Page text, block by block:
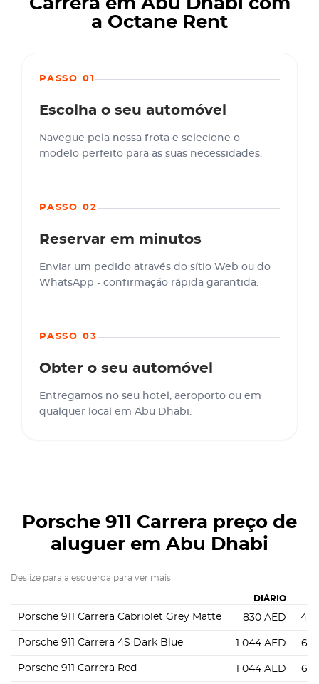
a Octane Rent
PASSO 01
Escolha o seu automóvel
Navegue pela nossa frota e selecione o
modelo perfeito para as suas necessidades.
PASSO 02
Reservar em minutos
Enviar um pedido através do sítio Web ou do
WhatsApp - confirmação rápida garantida.
PASSO 03
Obter o seu automóvel
Entregamos no seu hotel, aeroporto ou em
qualquer local em Abu Dhabi.
Porsche 911 Carrera preço de
aluguer em Abu Dhabi
Deslize para a esquerda para ver mais
DIÁRIO
Porsche 911 Carrera Cabriolet Grey Matte 830 AED 4
Porsche 911 Carrera 4S Dark Blue 1 044 AED 6
Porsche 911 Carrera Red 1 044 AED 6